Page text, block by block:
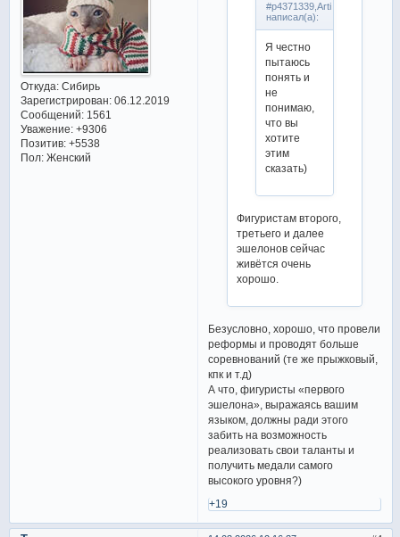
Откуда:Сибирь
Зарегистрирован: 06.12.2019
Сообщений:1561
Уважение: +9306
Позитив: +5538
Пол:Женский
#p4371339,Arti
написал(а):
Я честно
пытаюсь
понять и
не
понимаю,
что вы
хотите
этим
сказать)
Фигуристам второго,
третьего и далее
эшелонов сейчас
живётся очень
хорошо.
Безусловно, хорошо, что провели
реформы и проводят больше
соревнований (те же прыжковый,
кпк и т.д)
А что, фигуристы «первого
эшелона», выражаясь вашим
языком, должны ради этого
забить на возможность
реализовать свои таланты и
получить медали самого
высокого уровня?)
+19